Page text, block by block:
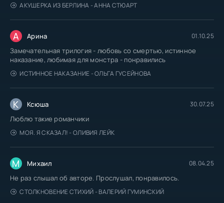
АКУШЕРКА ИЗ БЕРЛИНА - АННА СТЮАРТ
А Арина 01.10.25
Замечательная трилогия - любовь со смертью, истинное
наказание, любимая для монстра - понравились
ИСТИННОЕ НАКАЗАНИЕ - ОЛЬГА ГУСЕЙНОВА
К Ксюша 30.07.25
Люблю такие романчики
МОЯ. Я СКАЗАЛ! - ОЛИВИЯ ЛЕЙК
М Михаил 08.04.25
Не раз слышал об авторе. Прослушал, понравилось.
СТОЛКНОВЕНИЕ СТИХИЙ - ВАЛЕРИЙ ГУМИНСКИЙ